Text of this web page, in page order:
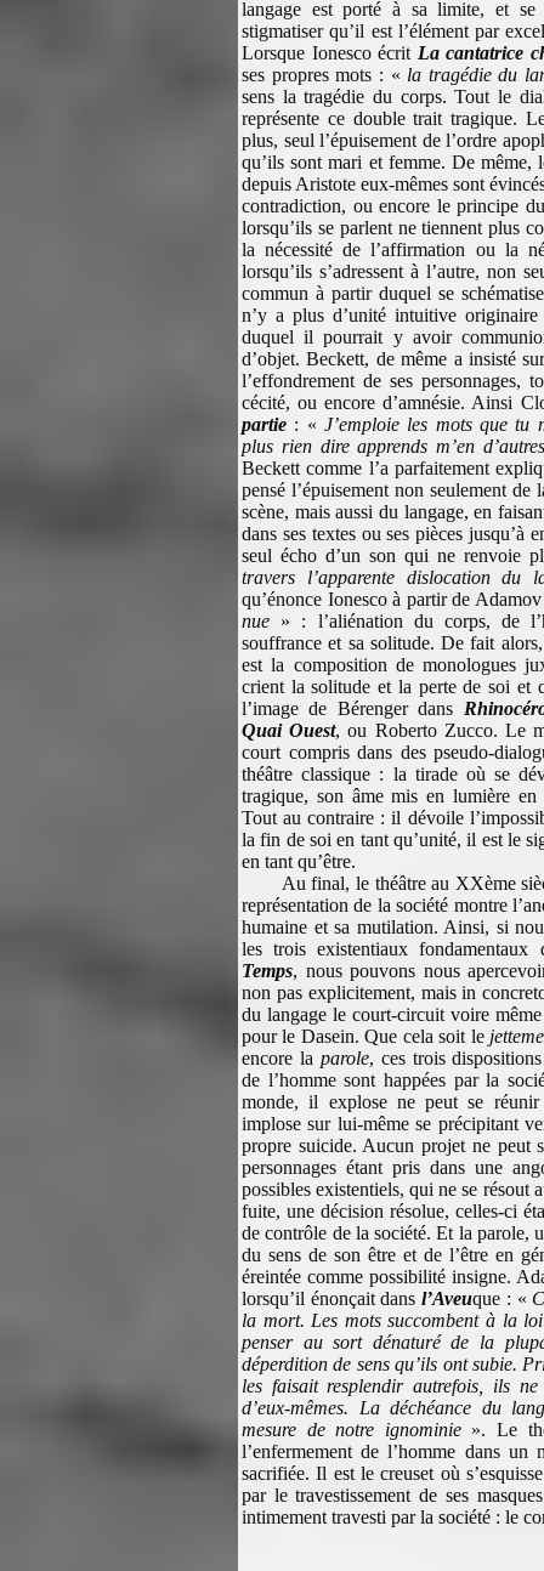
langage est porté à sa limite, et se
stigmatiser qu’il est l’élément par
Lorsque Ionesco écrit La cantatrice
ses propres mots : « la tragédie du
sens la tragédie du corps. Tout le
représente ce double trait tragique.
plus, seul l’épuisement de l’ordre
qu’ils sont mari et femme. De même,
depuis Aristote eux-mêmes sont
contradiction, ou encore le principe
lorsqu’ils se parlent ne tiennent plus
la nécessité de l’affirmation ou la
lorsqu’ils s’adressent à l’autre, non
commun à partir duquel se
n’y a plus d’unité intuitive
duquel il pourrait y avoir
d’objet. Beckett, de même a insisté
l’effondrement de ses personnages,
cécité, ou encore d’amnésie. Ainsi
partie : «J’emploie les mots que tu
plus rien dire apprends m’en
Beckett comme l’a parfaitement
pensé l’épuisement non seulement de
scène, mais aussi du langage, en
dans ses textes ou ses pièces jusqu’à
seul écho d’un son qui ne renvoie
travers l’apparente dislocation du
qu’énonce Ionesco à partir de
nue » : l’aliénation du corps, de
souffrance et sa solitude. De fait
est la composition de monologues
crient la solitude et la perte de soi et
l’image de Bérenger dans
Quai Ouest, ou Roberto Zucco. Le
court compris dans des pseudo-
théâtre classique : la tirade où se
tragique, son âme mis en lumière
Tout au contraire : il dévoile
la fin de soi en tant qu’unité, il est le
en tant qu’être.
Au final, le théâtre au XXème
représentation de la société montre
humaine et sa mutilation. Ainsi, si
les trois existentiaux
Temps, nous pouvons nous
non pas explicitement, mais in
du langage le court-circuit voire
pour le Dasein. Que cela soit le
encore la parole, ces trois
de l’homme sont happées par la
monde, il explose ne peut se
implose sur lui-même se précipitant
propre suicide. Aucun projet ne peut
personnages étant pris dans une
possibles existentiels, qui ne se résout
fuite, une décision résolue, celles-ci
de contrôle de la société. Et la parole,
du sens de son être et de l’être en
éreintée comme possibilité insigne.
lorsqu’il énonçait dansl’Aveuque : «
la mort. Les mots succombent à la
penser au sort dénaturé de la
déperdition de sens qu’ils ont subie.
les faisait resplendir autrefois, ils
d’eux-mêmes. La déchéance du
mesure de notre ignominie». Le
l’enfermement de l’homme dans
sacrifiée. Il est le creuset où
par le travestissement de ses
intimement travesti par la société : le